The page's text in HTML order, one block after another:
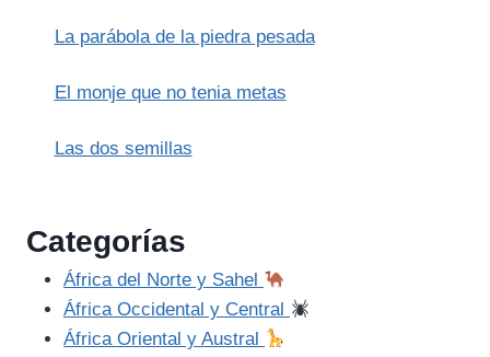
La parábola de la piedra pesada
El monje que no tenia metas
Las dos semillas
Categorías
África del Norte y Sahel
África Occidental y Central
África Oriental y Austral